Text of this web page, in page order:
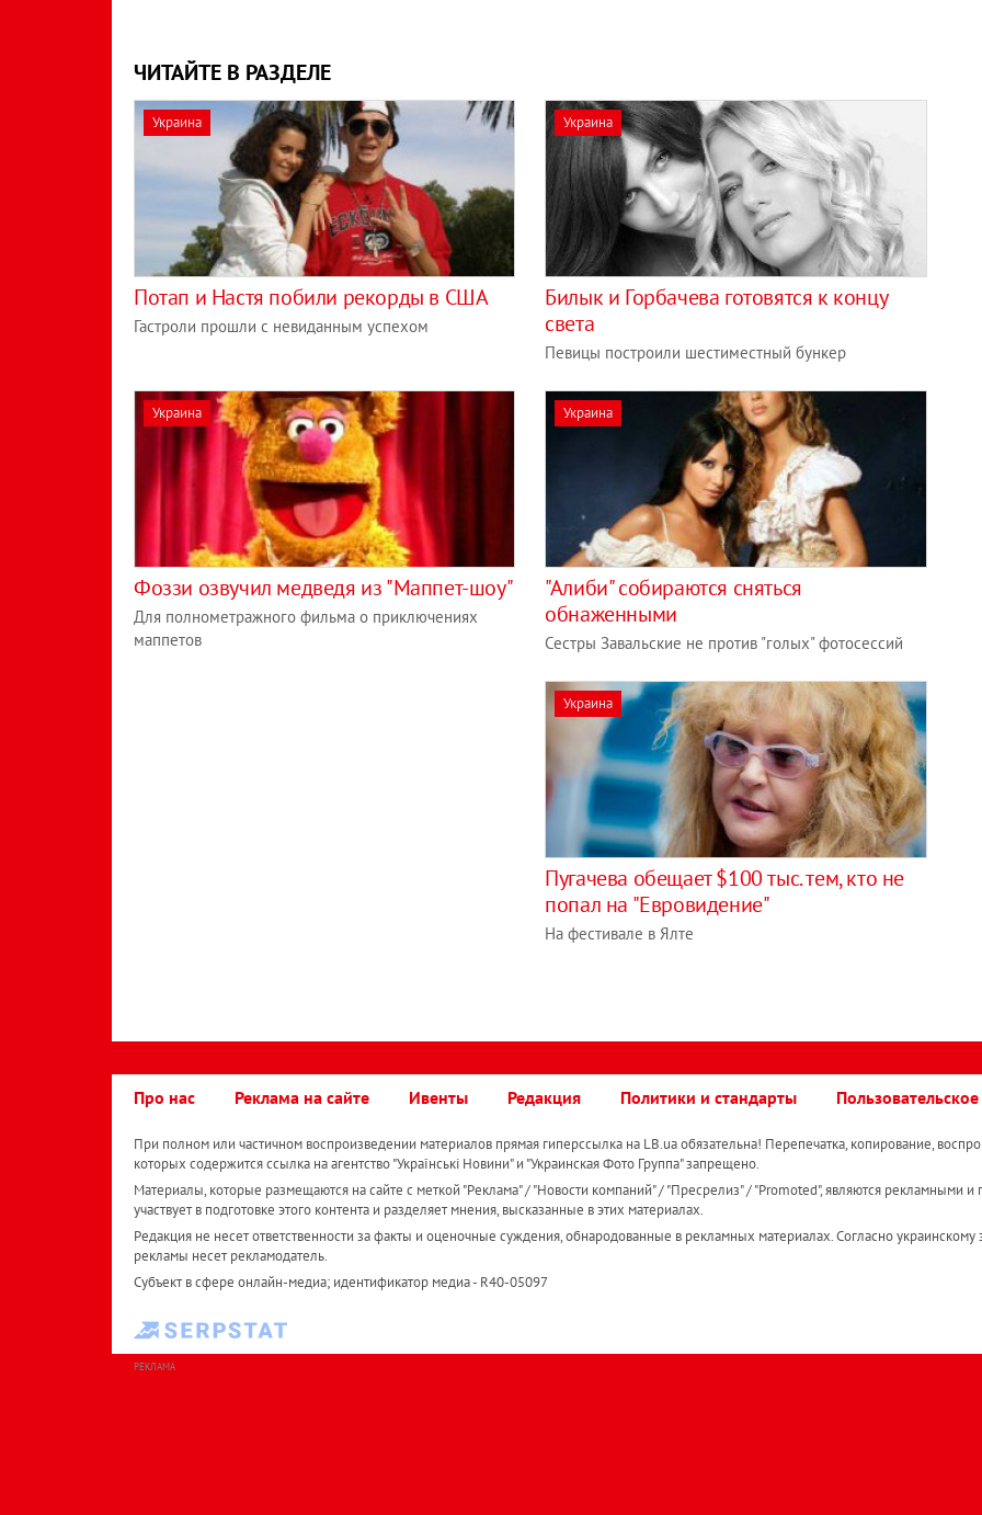
ЧИТАЙТЕ В РАЗДЕЛЕ
Украина
Потап и Настя побили рекорды в США
Гастроли прошли с невиданным успехом
Украина
Билык и Горбачева готовятся к концу
света
Певицы построили шестиместный бункер
Украина
Фоззи озвучил медведя из "Маппет-шоу"
Для полнометражного фильма о приключениях
маппетов
Украина
"Алиби" собираются сняться
обнаженными
Сестры Завальские не против "голых" фотосессий
Украина
Пугачева обещает $100 тыс. тем, кто не
попал на "Евровидение"
На фестивале в Ялте
Про нас Реклама на сайте Ивенты Редакция Политики и стандарты
При полном или частичном воспроизведении материалов прямая гиперссылка на LB.ua обязательна! Перепечатка, копирование,
которых содержится ссылка на агентство "Українськi Новини" и "Украинская Фото Группа" запрещено.
Материалы, которые размещаются на сайте с меткой "Реклама" / "Новости компаний" / "Пресрелиз" / "Promoted", являются рекламными и
участвует в подготовке этого контента и разделяет мнения, высказанные в этих материалах.
Редакция не несет ответственности за факты и оценочные суждения, обнародованные в рекламных материалах. Согласно украинскому
рекламы несет рекламодатель.
Субъект в сфере онлайн-медиа; идентификатор медиа - R40-05097
РЕКЛАМА